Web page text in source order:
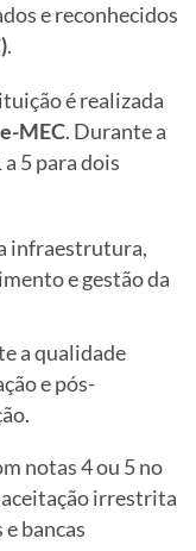
e reconhecidos
.
é realizada
e-MEC. Durante a
5 para dois
infraestrutura,
e gestão da
a qualidade
e pós-
notas 4 ou 5 no
irrestrita
bancas